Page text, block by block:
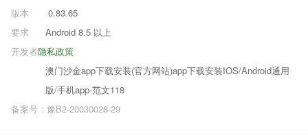
版本
0.83.65
要求
Android 8.5 以上
隐私政策
开发者
澳门沙金app下载安装(官方网站)app下载安装IOS/Android通用
版/手机app-范文118
备案号：豫B2-20030028-29